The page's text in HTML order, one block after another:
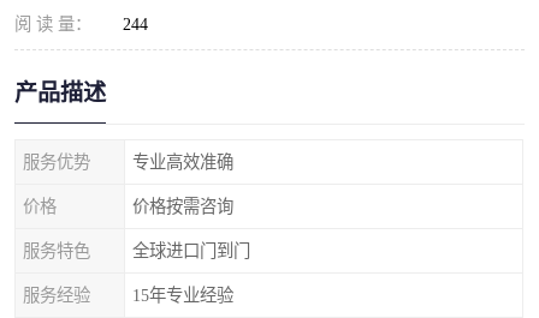
阅 读 量： 244
产品描述
服务优势 专业高效准确
价格 价格按需咨询
服务特色 全球进口门到门
服务经验 15年专业经验